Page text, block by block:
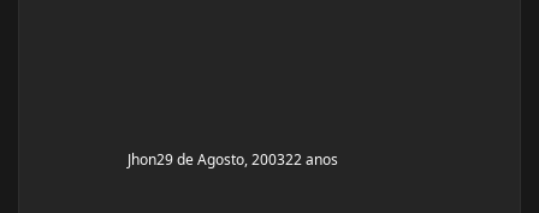
Jhon29 de Agosto, 200322 anos